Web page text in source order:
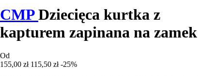
CMPDziecięca kurtka z
kapturem zapinana na zamek
Od
155,00 zł 115,50 zł -25%